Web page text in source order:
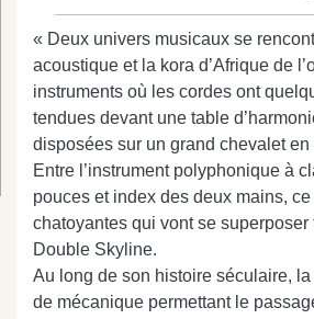
« Deux univers musicaux se
acoustique et la kora d’Afrique de
instruments où les cordes ont
tendues devant une table
disposées sur un grand chevalet
Entre l’instrument polyphonique à
pouces et index des deux mains,
chatoyantes qui vont se superposer
Double Skyline.
Au long de son histoire séculaire, la
de mécanique permettant le